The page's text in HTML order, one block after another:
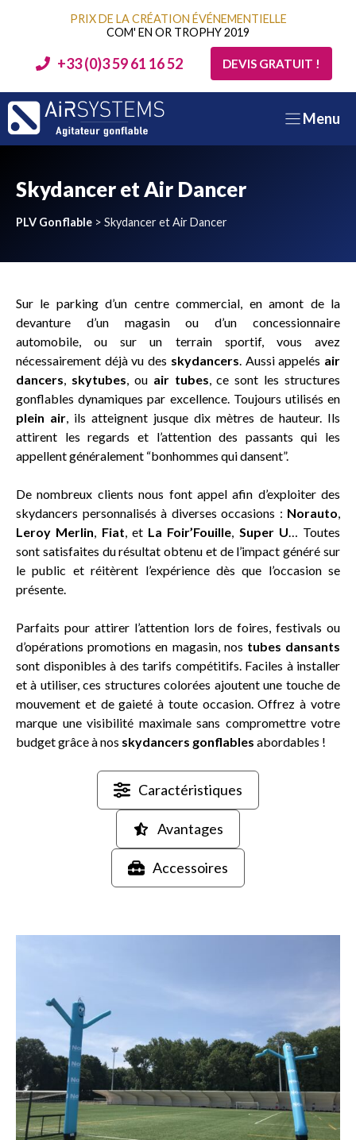
contenu
PRIX DE LA CRÉATION ÉVÉNEMENTIELLE
COM' EN OR TROPHY 2019
+33 (0)3 59 61 16 52 DEVIS GRATUIT !
Menu
Skydancer et Air Dancer
PLV Gonflable > Skydancer et Air Dancer
Sur le parking d’un centre commercial, en amont de la
devanture d’un magasin ou d’un concessionnaire
automobile, ou sur un terrain sportif, vous avez
nécessairement déjà vu des skydancers. Aussi appelés air
dancers, skytubes, ou air tubes, ce sont les structures
gonflables dynamiques par excellence. Toujours utilisés en
plein air, ils atteignent jusque dix mètres de hauteur. Ils
attirent les regards et l’attention des passants qui les
appellent généralement “bonhommes qui dansent”.
De nombreux clients nous font appel afin d’exploiter des
skydancers personnalisés à diverses occasions : Norauto,
Leroy Merlin, Fiat, et La Foir’Fouille, Super U… Toutes
sont satisfaites du résultat obtenu et de l’impact généré sur
le public et réitèrent l’expérience dès que l’occasion se
présente.
Parfaits pour attirer l’attention lors de foires, festivals ou
d’opérations promotions en magasin, nos tubes dansants
sont disponibles à des tarifs compétitifs. Faciles à installer
et à utiliser, ces structures colorées ajoutent une touche de
mouvement et de gaieté à toute occasion. Offrez à votre
marque une visibilité maximale sans compromettre votre
budget grâce à nos skydancers gonflables abordables !
Caractéristiques
Avantages
Accessoires